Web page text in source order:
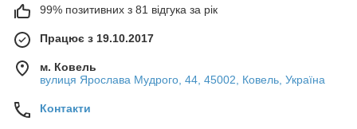
99% позитивних з 81 відгука за рік
Працює з 19.10.2017
м. Ковель
вулиця Ярослава Мудрого, 44, 45002, Ковель, Україна
Контакти